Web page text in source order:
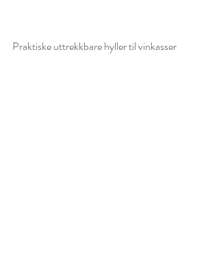
Praktiske uttrekkbare hyller til vinkasser